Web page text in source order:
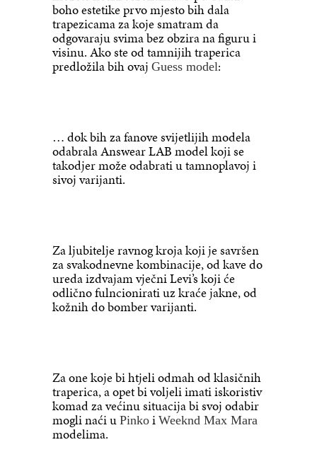
boho estetike prvo mjesto bih dala
trapezicama za koje smatram da
odgovaraju svima bez obzira na figuru i
visinu. Ako ste od tamnijih traperica
predložila bih ovaj Guess model:
… dok bih za fanove svijetlijih modela
odabrala Answear LAB model koji se
takodjer može odabrati u tamnoplavoj i
sivoj varijanti.
Za ljubitelje ravnog kroja koji je savršen
za svakodnevne kombinacije, od kave do
ureda izdvajam vječni Levi’s koji će
odlično fulncionirati uz kraće jakne, od
kožnih do bomber varijanti.
Za one koje bi htjeli odmah od klasičnih
traperica, a opet bi voljeli imati iskoristiv
komad za većinu situacija bi svoj odabir
mogli naći u Pinko i Weeknd Max Mara
modelima.